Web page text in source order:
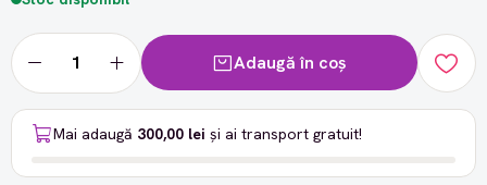
Adaugă în coș
Mai adaugă 300,00 lei și ai transport gratuit!